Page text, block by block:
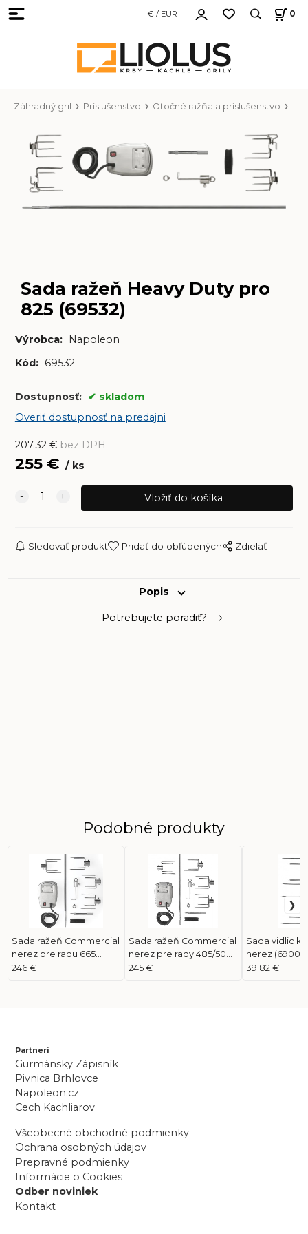
€ / EUR 0
Záhradný gril Príslušenstvo Otočné ražňa a príslušenstvo
Sada ražeň Heavy Duty pro
825 (69532)
Výrobca:
Napoleon
Kód: 69532
Dostupnosť:
skladom
Overiť dostupnosť na predajni
207.32€ bez DPH
255€ ks
Sledovať produkt Pridať do obľúbených Zdielať
Popis
Potrebujete poradiť?
Podobné produkty
Sada ražeň Commercial
nerez pre radu 665
(69632)
246 €
Sada ražeň Commercial
nerez pre rady 485/500
(69232)
245 €
Sada vidlic k
nerez (69001)
39.82 €
Partneri
Gurmánsky Zápisník
Pivnica Brhlovce
Napoleon.cz
Cech Kachliarov
Všeobecné obchodné podmienky
Ochrana osobných údajov
Prepravné podmienky
Informácie o Cookies
Odber noviniek
Kontakt